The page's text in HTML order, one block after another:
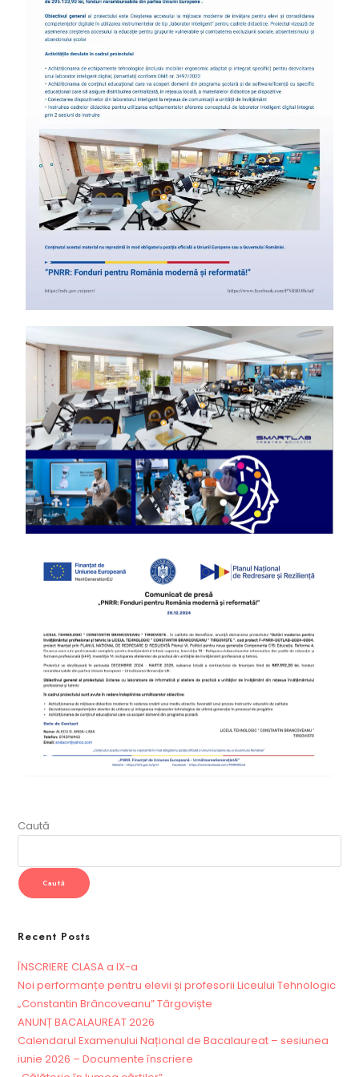
Caută
Caută
Recent Posts
ÎNSCRIERE CLASA a IX-a
Noi performanțe pentru elevii și profesorii Liceului Tehnologic
„Constantin Brâncoveanu” Târgoviște
ANUNȚ BACALAUREAT 2026
Calendarul Examenului Național de Bacalaureat – sesiunea
iunie 2026 – Documente înscriere